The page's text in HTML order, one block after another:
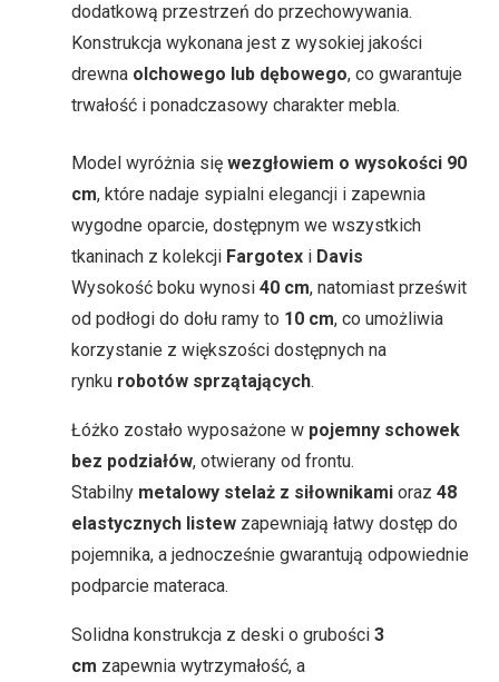
dodatkową przestrzeń do przechowywania.
Konstrukcja wykonana jest z wysokiej jakości
drewna olchowego lub dębowego, co gwarantuje
trwałość i ponadczasowy charakter mebla.
Model wyróżnia się wezgłowiem o wysokości 90
cm, które nadaje sypialni elegancji i zapewnia
wygodne oparcie, dostępnym we wszystkich
tkaninach z kolekcji Fargotex i Davis
Wysokość boku wynosi 40 cm, natomiast prześwit
od podłogi do dołu ramy to 10 cm, co umożliwia
korzystanie z większości dostępnych na
rynku robotów sprzątających.
Łóżko zostało wyposażone w pojemny schowek
bez podziałów, otwierany od frontu.
Stabilny metalowy stelaż z siłownikami oraz 48
elastycznych listew zapewniają łatwy dostęp do
pojemnika, a jednocześnie gwarantują odpowiednie
podparcie materaca.
Solidna konstrukcja z deski o grubości 3
cm zapewnia wytrzymałość, a